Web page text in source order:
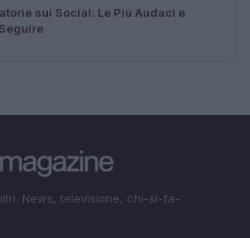
sui Social: Le Più Audaci e
News, televisione, chi-si-fa-